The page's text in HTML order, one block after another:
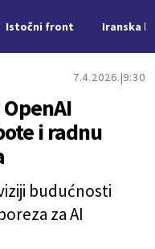
Istočni front Iranska
7.4.2026. 9:30
i radnu
budućnosti
za AI